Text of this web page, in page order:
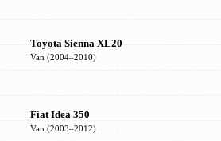
Toyota Sienna XL20
Van (2004–2010)
Fiat Idea 350
Van (2003–2012)